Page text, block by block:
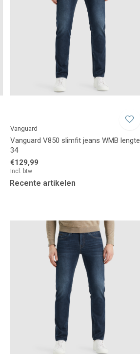
Vanguard
Vanguard V850 slimfit jeans WMB lengte
34
€129,99
Incl. btw
Recente artikelen